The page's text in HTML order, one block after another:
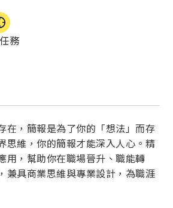
務
在，簡報是為了你的「想法」而存
思維，你的簡報才能深入人心。精
用，幫助你在職場晉升、職能轉
兼具商業思維與專業設計，為職涯